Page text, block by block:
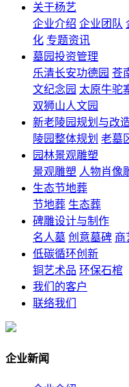
关于杨艺
企业介绍 企业团队
化 专题资讯
墓园投资管理
乐清长安功德园 苍
文纪念园 太原牛驼
双狮山人文园
新老陵园规划与改
陵园整体规划 老墓
园林景观雕塑
景观雕塑 人物肖像
生态节地葬
节地葬 生态葬
碑雕设计与制作
名人墓 创意墓碑 商
低碳循环创新
铜艺术品 环保石棺
我们的客户
联络我们
企业新闻